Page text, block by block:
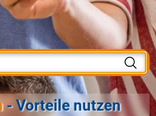
- Vorteile nutzen